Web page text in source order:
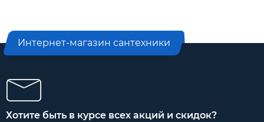
Интернет-магазин сантехники
Хотите быть в курсе всех акций и скидок?